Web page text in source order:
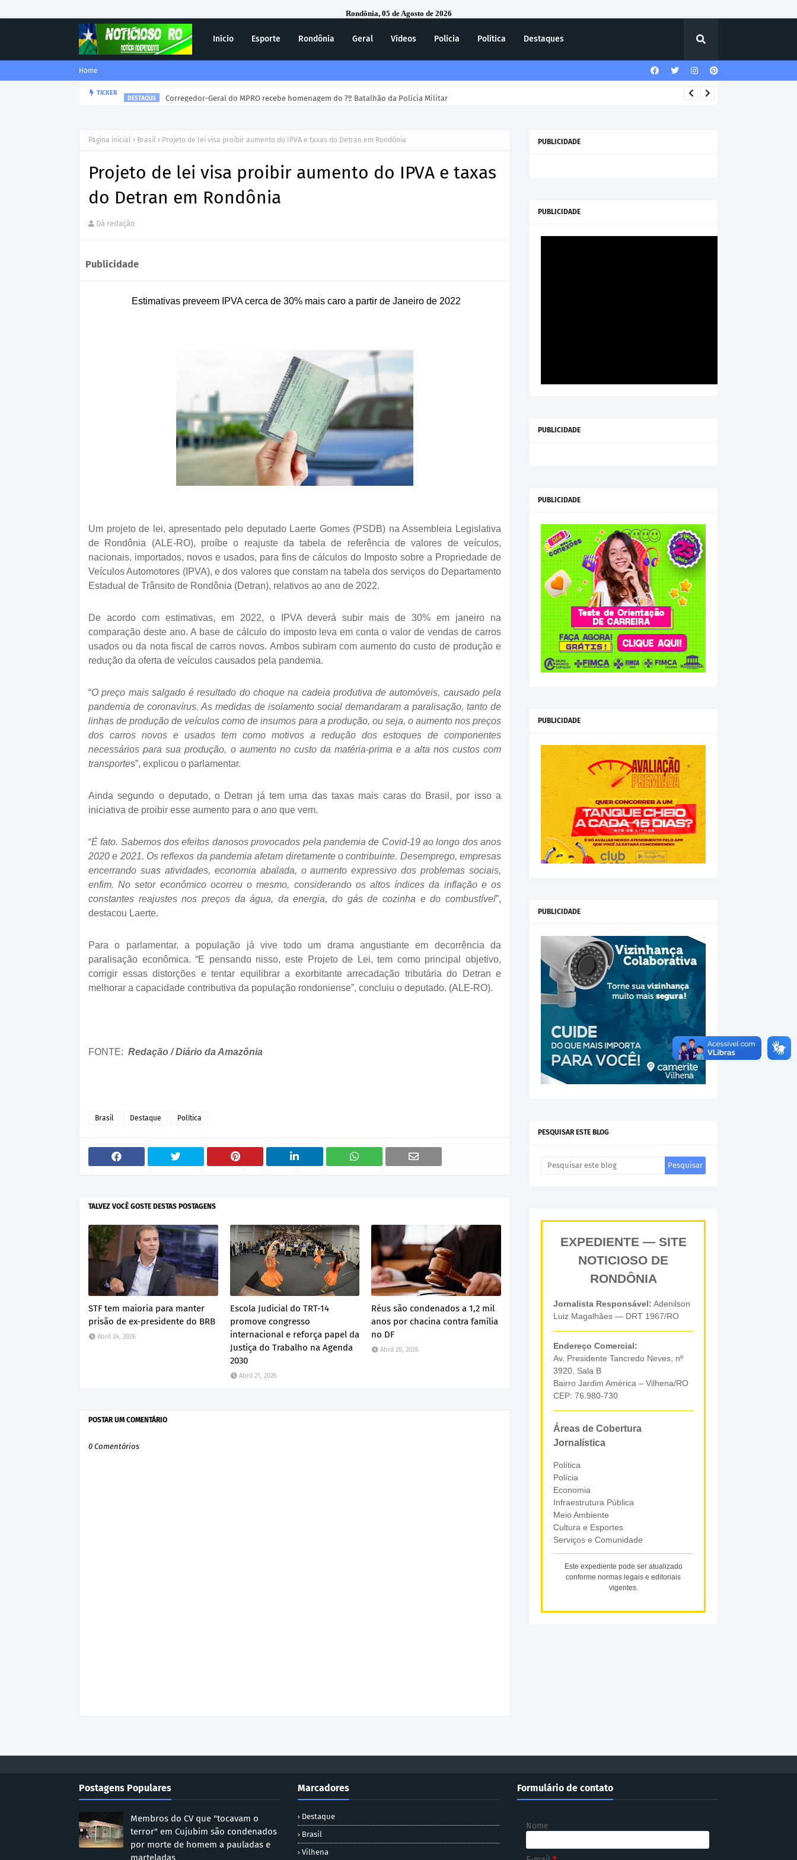
Rondônia, 05 de Agosto de 2026
Início Esporte Rondônia Geral Vídeos Polícia Política Destaques
Home
TICKER DESTAQUE Corregedor-Geral do MPRO recebe homenagem do 7º Batalhão da Polícia Militar
Página inicial Brasil Projeto de lei visa proibir aumento do IPVA e taxas do Detran em Rondônia
Projeto de lei visa proibir aumento do IPVA e taxas
do Detran em Rondônia
Dá redação
Publicidade
Estimativas preveem IPVA cerca de 30% mais caro a partir de Janeiro de 2022
Um projeto de lei, apresentado pelo deputado Laerte Gomes (PSDB) na Assembleia Legislativa
de Rondônia (ALE-RO), proíbe o reajuste da tabela de referência de valores de veículos,
nacionais, importados, novos e usados, para fins de cálculos do Imposto sobre a Propriedade de
Veículos Automotores (IPVA), e dos valores que constam na tabela dos serviços do Departamento
Estadual de Trânsito de Rondônia (Detran), relativos ao ano de 2022.
De acordo com estimativas, em 2022, o IPVA deverá subir mais de 30% em janeiro na
comparação deste ano. A base de cálculo do imposto leva em conta o valor de vendas de carros
usados ou da nota fiscal de carros novos. Ambos subiram com aumento do custo de produção e
redução da oferta de veículos causados pela pandemia.
“O preço mais salgado é resultado do choque na cadeia produtiva de automóveis, causado pela
pandemia de coronavírus. As medidas de isolamento social demandaram a paralisação, tanto de
linhas de produção de veículos como de insumos para a produção, ou seja, o aumento nos preços
dos carros novos e usados tem como motivos a redução dos estoques de componentes
necessários para sua produção, o aumento no custo da matéria-prima e a alta nos custos com
transportes”, explicou o parlamentar.
Ainda segundo o deputado, o Detran já tem uma das taxas mais caras do Brasil, por isso a
iniciativa de proibir esse aumento para o ano que vem.
“É fato. Sabemos dos efeitos danosos provocados pela pandemia de Covid-19 ao longo dos anos
2020 e 2021. Os reflexos da pandemia afetam diretamente o contribuinte. Desemprego, empresas
encerrando suas atividades, economia abalada, o aumento expressivo dos problemas sociais,
enfim. No setor econômico ocorreu o mesmo, considerando os altos índices da inflação e os
constantes reajustes nos preços da água, da energia, do gás de cozinha e do combustível”,
destacou Laerte.
Para o parlamentar, a população já vive todo um drama angustiante em decorrência da
paralisação econômica. “E pensando nisso, este Projeto de Lei, tem como principal objetivo,
corrigir essas distorções e tentar equilibrar a exorbitante arrecadação tributária do Detran e
melhorar a capacidade contributiva da população rondoniense”, concluiu o deputado. (ALE-RO).
FONTE: Redação / Diário da Amazônia
Brasil Destaque Política
TALVEZ VOCÊ GOSTE DESTAS POSTAGENS
STF tem maioria para manter
prisão de ex-presidente do BRB
Abril 24, 2026
Escola Judicial do TRT-14
promove congresso
internacional e reforça papel da
Justiça do Trabalho na Agenda
2030
Abril 21, 2026
Réus são condenados a 1,2 mil
anos por chacina contra família
no DF
Abril 20, 2026
POSTAR UM COMENTÁRIO
0 Comentários
PUBLICIDADE
PUBLICIDADE
PUBLICIDADE
PUBLICIDADE
PUBLICIDADE
PUBLICIDADE
PESQUISAR ESTE BLOG
EXPEDIENTE — SITE
NOTICIOSO DE
RONDÔNIA
Jornalista Responsável: Adenilson
Luiz Magalhães — DRT 1967/RO
Endereço Comercial:
Av. Presidente Tancredo Neves, nº
3920, Sala B
Bairro Jardim América – Vilhena/RO
CEP: 76.980-730
Áreas de Cobertura
Jornalística
Política
Polícia
Economia
Infraestrutura Pública
Meio Ambiente
Cultura e Esportes
Serviços e Comunidade
Este expediente pode ser atualizado
conforme normas legais e editoriais
vigentes.
Postagens Populares
Membros do CV que "tocavam o
terror" em Cujubim são condenados
por morte de homem a pauladas e
marteladas
Marcadores
Destaque
Brasil
Vilhena
Formulário de contato
Nome